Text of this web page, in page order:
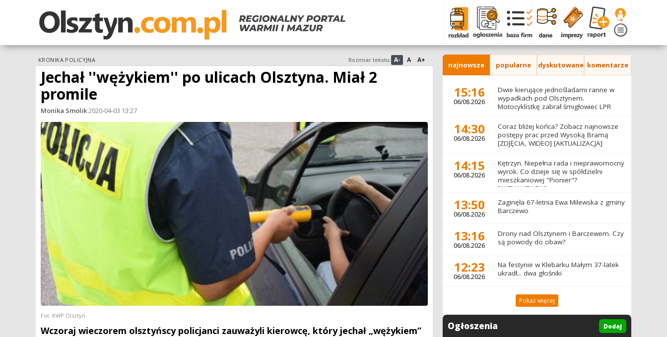
KRONIKA POLICYJNA Rozmiar tekstu: A- A A+
Jechał ''wężykiem'' po ulicach Olsztyna. Miał 2
promile
Monika Smolik·2020-04-03 13:27
Fot. KWP Olsztyn
Wczoraj wieczorem olsztyńscy policjanci zauważyli kierowcę, który jechał „wężykiem”
najnowsze popularne dyskutowane komentarze
15:16
06/08.2026
Dwie kierujące jednośladami ranne w
wypadkach pod Olsztynem.
Motocyklistkę zabrał śmigłowiec LPR
14:30
06/08.2026
Coraz bliżej końca? Zobacz najnowsze
postępy prac przed Wysoką Bramą
[ZDJĘCIA, WIDEO] [AKTUALIZACJA]
14:15
06/08.2026
Kętrzyn. Niepełna rada i nieprawomocny
wyrok. Co dzieje się w spółdzielni
mieszkaniowej "Pionier"?
[AKTUALIZACJA]
13:50
06/08.2026
Zaginęła 67-letnia Ewa Milewska z gminy
Barczewo
13:16
06/08.2026
Drony nad Olsztynem i Barczewem. Czy
są powody do obaw?
12:23
06/08.2026
Na festynie w Klebarku Małym 37-latek
ukradł... dwa głośniki
Pokaż więcej
Ogłoszenia Dodaj